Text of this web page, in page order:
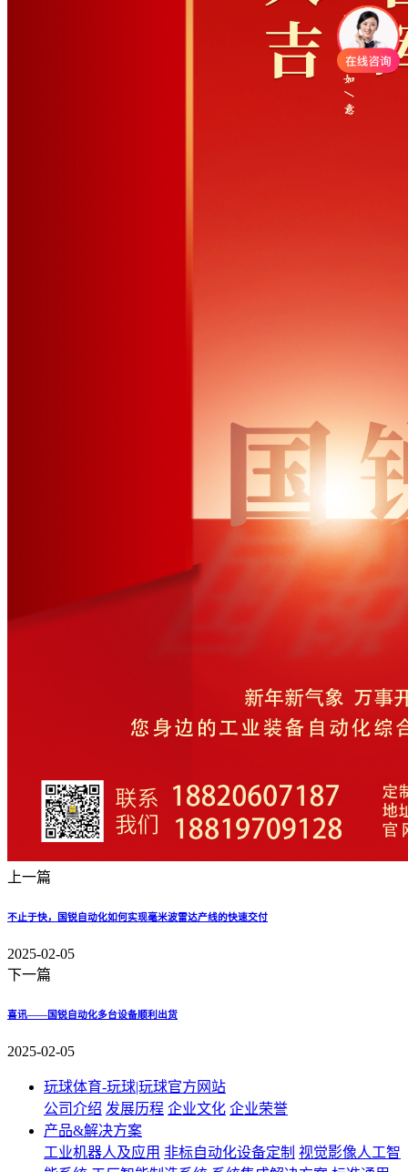
上一篇
不止于快，国锐自动化如何实现毫米波雷达产线的快速交付
2025-02-05
下一篇
喜讯——国锐自动化多台设备顺利出货
2025-02-05
玩球体育-玩球|玩球官方网站
公司介绍 发展历程 企业文化 企业荣誉
产品&解决方案
工业机器人及应用 非标自动化设备定制 视觉影像人工智